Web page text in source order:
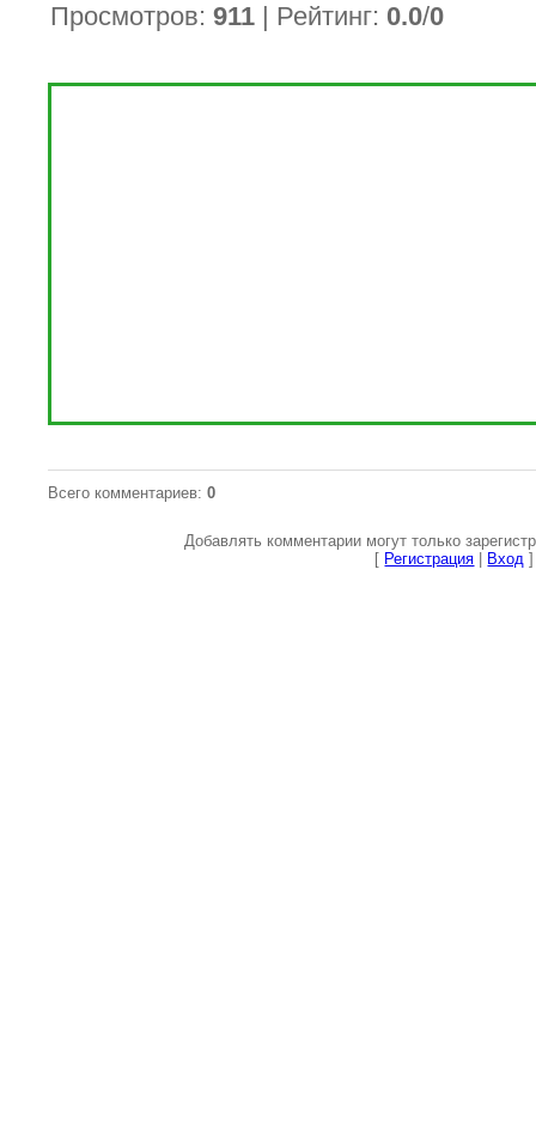
Просмотров: 911 | Рейтинг: 0.0/0
Всего комментариев: 0
Добавлять комментарии могут только
[ Регистрация Вход ]